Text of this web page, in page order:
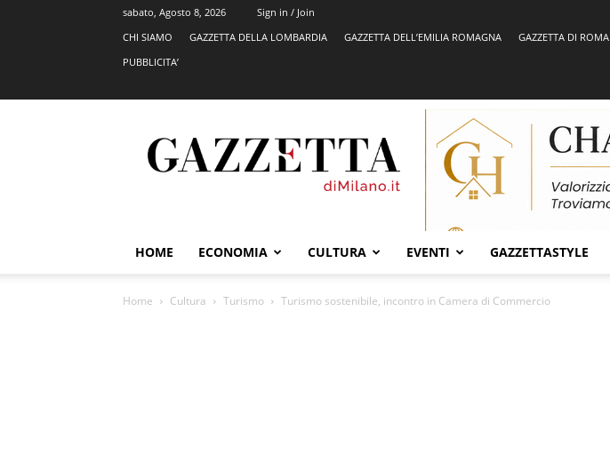
sabato, Agosto 8, 2026
Sign in / Join
CHI SIAMO
GAZZETTA DELLA LOMBARDIA GAZZETTA DELL’EMILIA ROMAGNA GAZZETTA DI ROMA
PUBBLICITA’
HOME ECONOMIA CULTURA EVENTI GAZZETTASTYLE
Home Cultura Turismo Turismo sostenibile, incontro in Camera di Commercio